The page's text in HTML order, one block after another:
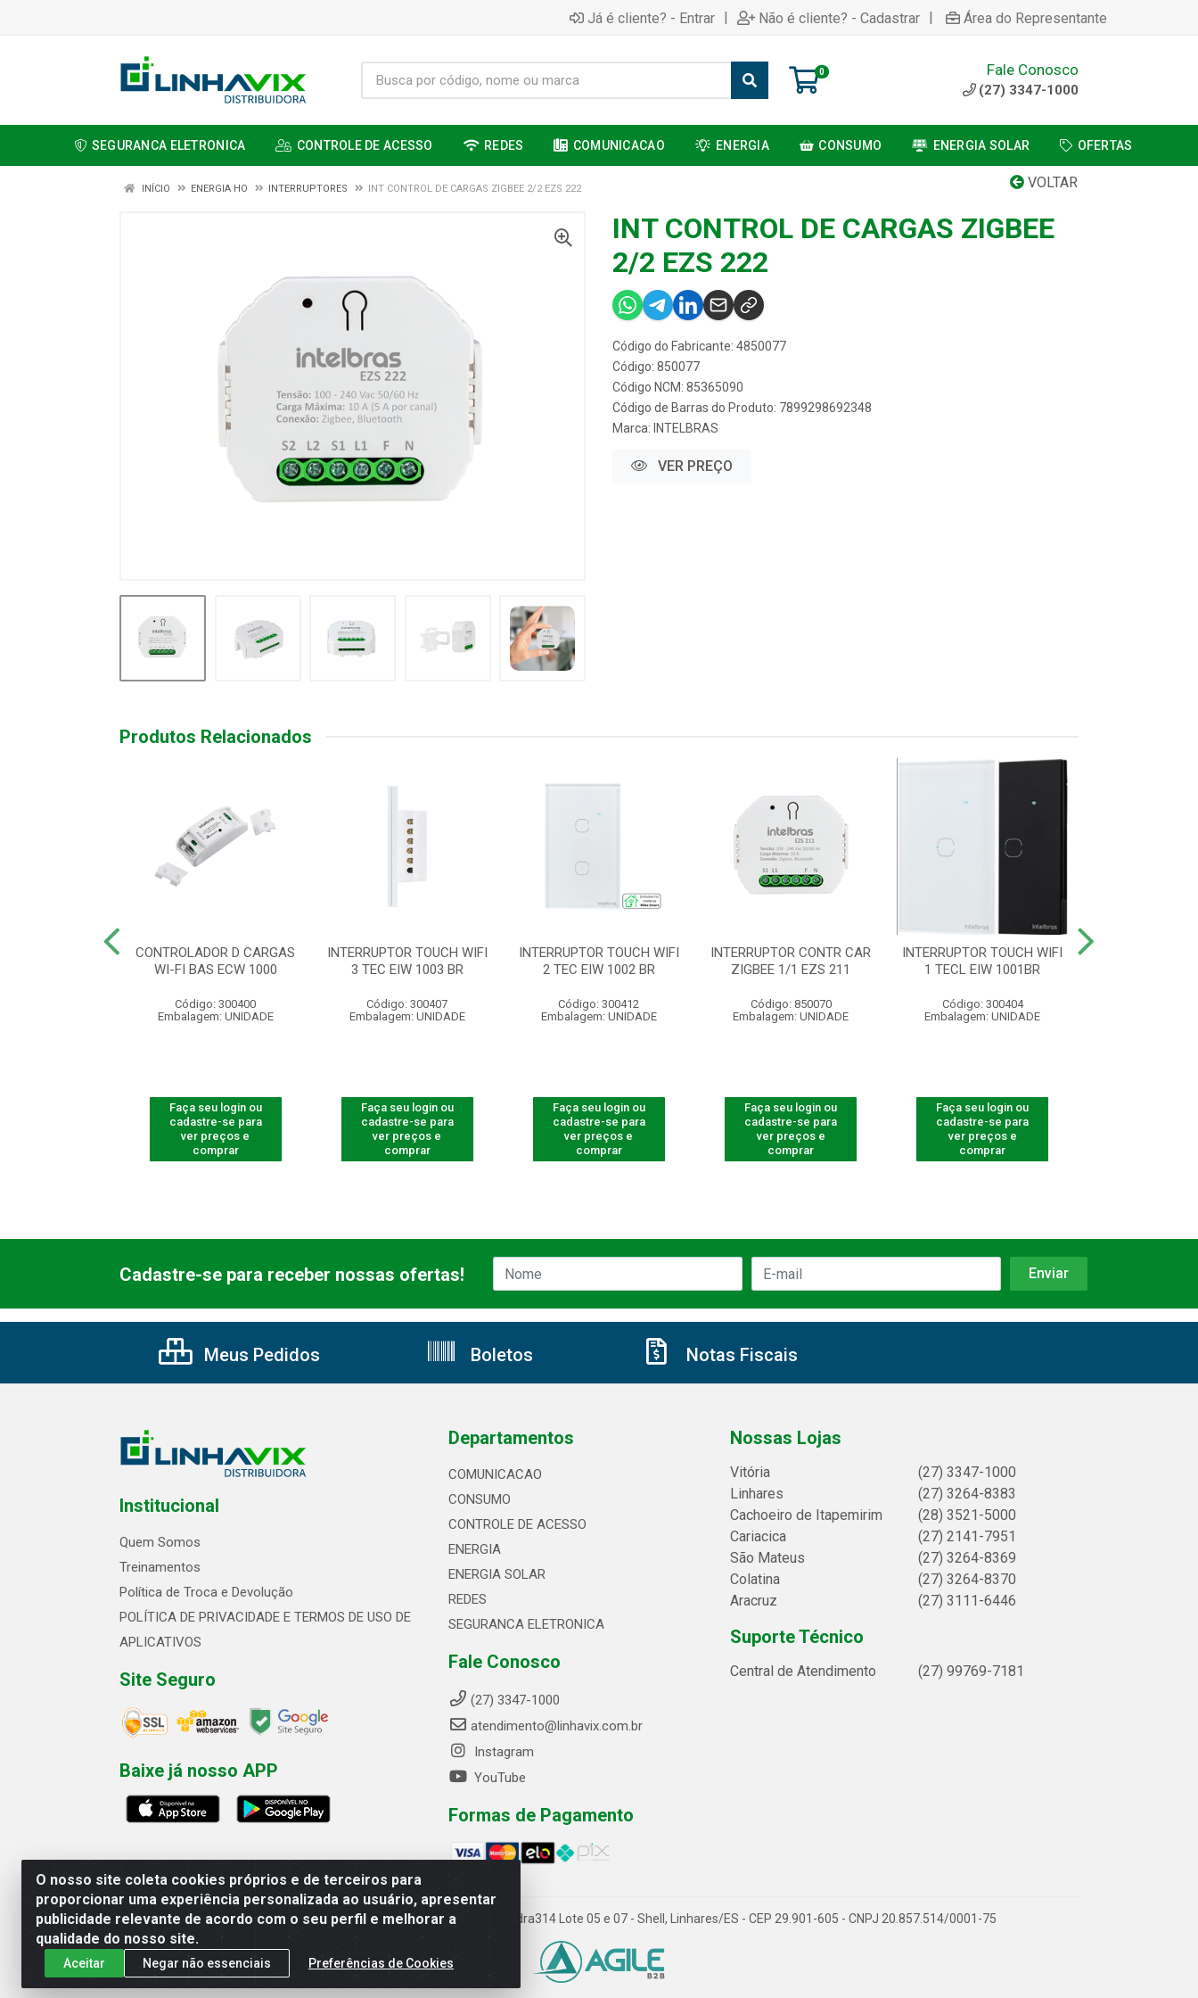
Já é cliente? - Entrar | Não é cliente? - Cadastrar | Área do Representante
0 Fale Conosco
(27) 3347-1000
SEGURANCA ELETRONICA CONTROLE DE ACESSO REDES COMUNICACAO ENERGIA CONSUMO ENERGIA SOLAR OFERTAS
VOLTAR
INÍCIO ENERGIA HO INTERRUPTORES INT CONTROL DE CARGAS ZIGBEE 2/2 EZS 222
INT CONTROL DE CARGAS ZIGBEE
2/2 EZS 222
Código do Fabricante: 4850077
Código: 850077
Código NCM: 85365090
Código de Barras do Produto: 7899298692348
Marca: INTELBRAS
VER PREÇO
Produtos Relacionados
CONTROLADOR D CARGAS
WI-FI BAS ECW 1000
Código: 300400
Embalagem: UNIDADE
Faça seu login ou
cadastre-se para
ver preços e
comprar
INTERRUPTOR TOUCH WIFI
3 TEC EIW 1003 BR
Código: 300407
Embalagem: UNIDADE
Faça seu login ou
cadastre-se para
ver preços e
comprar
INTERRUPTOR TOUCH WIFI
2 TEC EIW 1002 BR
Código: 300412
Embalagem: UNIDADE
Faça seu login ou
cadastre-se para
ver preços e
comprar
INTERRUPTOR CONTR CAR
ZIGBEE 1/1 EZS 211
Código: 850070
Embalagem: UNIDADE
Faça seu login ou
cadastre-se para
ver preços e
comprar
INTERRUPTOR TOUCH WIFI
1 TECL EIW 1001BR
Código: 300404
Embalagem: UNIDADE
Faça seu login ou
cadastre-se para
ver preços e
comprar
O nosso site coleta cookies próprios e de terceiros para
proporcionar uma experiência personalizada ao usuário, apresentar
publicidade relevante de acordo com o seu perfil e melhorar a
qualidade do nosso site.
Aceitar Negar não essenciais Preferências de Cookies
Cadastre-se para receber nossas ofertas!
Meus Pedidos Boletos Notas Fiscais
Institucional
Quem Somos
Treinamentos
Política de Troca e Devolução
POLÍTICA DE PRIVACIDADE E TERMOS DE USO DE
APLICATIVOS
Site Seguro
Baixe já nosso APP
Departamentos
COMUNICACAO
CONSUMO
CONTROLE DE ACESSO
ENERGIA
ENERGIA SOLAR
REDES
SEGURANCA ELETRONICA
Fale Conosco
(27) 3347-1000
atendimento@linhavix.com.br
Instagram
YouTube
Formas de Pagamento
Nossas Lojas
Vitória
(27) 3347-1000
Linhares
(27) 3264-8383
Cachoeiro de Itapemirim
(28) 3521-5000
Cariacica
(27) 2141-7951
São Mateus
(27) 3264-8369
Colatina
(27) 3264-8370
Aracruz
(27) 3111-6446
Suporte Técnico
Central de Atendimento (27) 99769-7181
Linhavix Distribuidora LTDA - Avenida Alegre, 2521 - Quadra314 Lote 05 e 07 - Shell, Linhares/ES - CEP 29.901-605 - CNPJ 20.857.514/0001-75